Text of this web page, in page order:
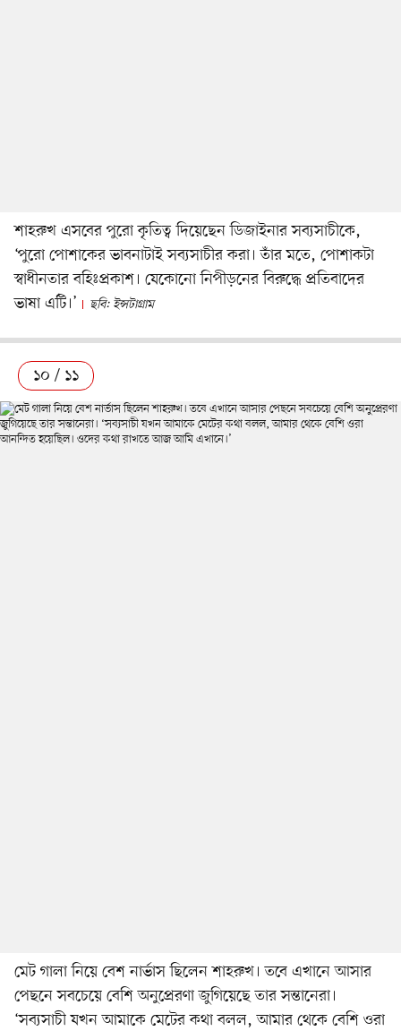
শাহরুখ এসবের পুরো কৃতিত্ব দিয়েছেন ডিজাইনার সব্যসাচীকে,
‘পুরো পোশাকের ভাবনাটাই সব্যসাচীর করা। তাঁর মতে, পোশাকটা
স্বাধীনতার বহিঃপ্রকাশ। যেকোনো নিপীড়নের বিরুদ্ধে প্রতিবাদের
ভাষা এটি।’
ছবি: ইন্সটাগ্রাম
১০ / ১১
মেট গালা নিয়ে বেশ নার্ভাস ছিলেন শাহরুখ। তবে এখানে আসার
পেছনে সবচেয়ে বেশি অনুপ্রেরণা জুগিয়েছে তার সন্তানেরা।
‘সব্যসাচী যখন আমাকে মেটের কথা বলল, আমার থেকে বেশি ওরা